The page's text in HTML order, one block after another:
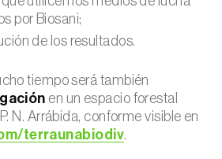
por Biosani;
de los resultados.
tiempo será también
en un espacio forestal
N. Arrábida, conforme visible en
terraunabiodiv.